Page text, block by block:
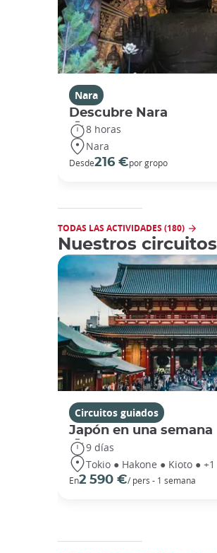
Nara
Descubre Nara
8 horas
Nara
Desde216 €por gropo
TODAS LAS ACTIVIDADES (180)
Nuestros circuitos
Circuitos guiados
Japón en una semana
9 días
Tokio ● Hakone ● Kioto ● +1
En2 590 €/ pers - 1 semana